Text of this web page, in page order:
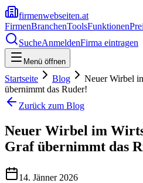
firmenwebseiten.at
FirmenBranchenToolsFunktionen
SucheAnmeldenFirma eintragen
Menü öffnen
Startseite Blog
Neuer Wirbel
übernimmt das Ruder!
Zurück zum Blog
Neuer Wirbel im
Graf übernimmt das
14. Jänner 2026